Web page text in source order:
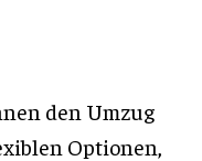
den Umzug
Optionen,